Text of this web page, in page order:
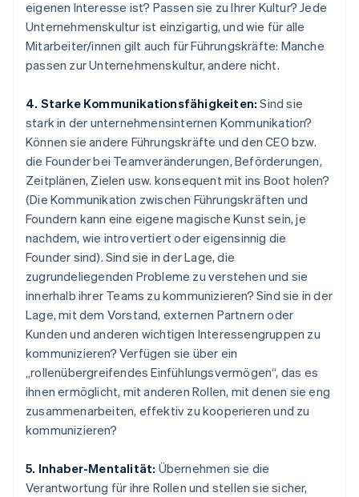
eigenen Interesse ist? Passen sie zu Ihrer Kultur? Jede
Unternehmenskultur ist einzigartig, und wie für alle
Mitarbeiter/innen gilt auch für Führungskräfte: Manche
passen zur Unternehmenskultur, andere nicht.
4. Starke Kommunikationsfähigkeiten: Sind sie
stark in der unternehmensinternen Kommunikation?
Können sie andere Führungskräfte und den CEO bzw.
die Founder bei Teamveränderungen, Beförderungen,
Zeitplänen, Zielen usw. konsequent mit ins Boot holen?
(Die Kommunikation zwischen Führungskräften und
Foundern kann eine eigene magische Kunst sein, je
nachdem, wie introvertiert oder eigensinnig die
Founder sind). Sind sie in der Lage, die
zugrundeliegenden Probleme zu verstehen und sie
innerhalb ihrer Teams zu kommunizieren? Sind sie in der
Lage, mit dem Vorstand, externen Partnern oder
Kunden und anderen wichtigen Interessengruppen zu
kommunizieren? Verfügen sie über ein
„rollenübergreifendes Einfühlungsvermögen“, das es
ihnen ermöglicht, mit anderen Rollen, mit denen sie eng
zusammenarbeiten, effektiv zu kooperieren und zu
kommunizieren?
5. Inhaber-Mentalität: Übernehmen sie die
Verantwortung für ihre Rollen und stellen sie sicher,